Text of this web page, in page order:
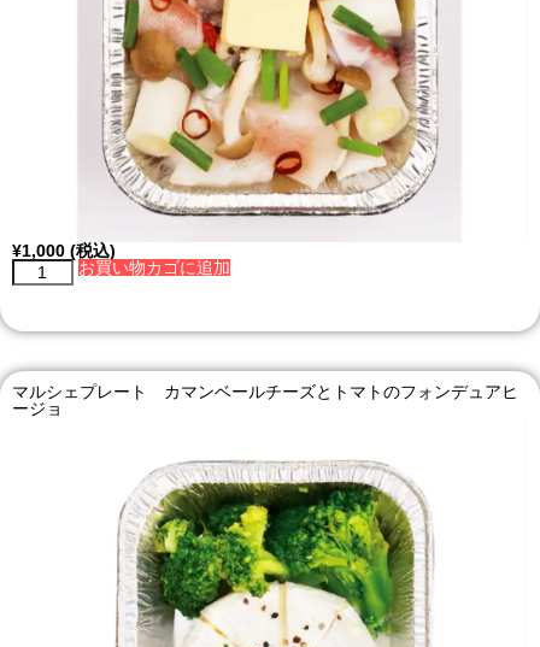
¥1,000 (税込)
お買い物カゴに追加
マルシェプレート カマンベールチーズとトマトのフォンデュアヒ
ージョ